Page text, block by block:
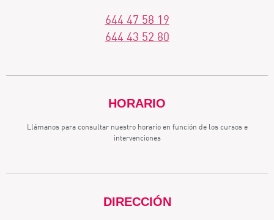
644 47 58 19
644 43 52 80
HORARIO
Llámanos para consultar nuestro horario en función de los cursos e
intervenciones
DIRECCIÓN